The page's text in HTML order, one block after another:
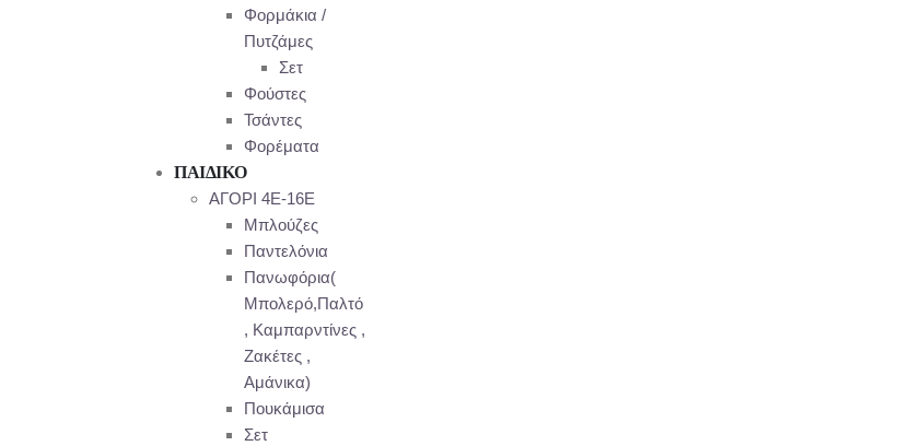
Φορμάκια /
Πυτζάμες
Σετ
Φούστες
Τσάντες
Φορέματα
ΠΑΙΔΙΚΟ
ΑΓΟΡΙ 4Ε-16Ε
Μπλούζες
Παντελόνια
Πανωφόρια(
Μπολερό,Παλτό
, Καμπαρντίνες ,
Ζακέτες ,
Αμάνικα)
Πουκάμισα
Σετ